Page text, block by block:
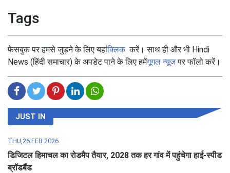
Tags
फेसबुक पर हमसे जुड़ने के लिए यहांक्लिककरें। साथ ही और भी Hindi
News (हिंदी समाचार) के अपडेट पाने के लिए हमेंगूगल न्यूजपर फॉलो करें।
JUST IN
THU,26 FEB 2026
डिजिटल हिमाचल का रोडमैप तैयार, 2028 तक हर गांव में पहुंचेगा हाई-स्पीड
ब्रॉडबैंड